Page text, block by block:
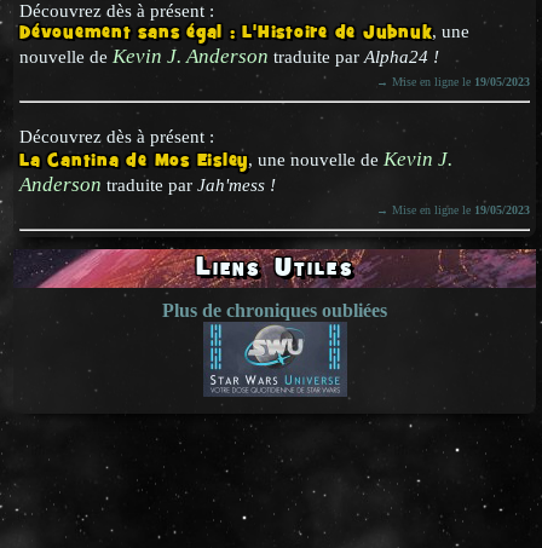
Découvrez dès à présent :
Dévouement sans égal : L'Histoire de Jubnuk, une
nouvelle de Kevin J. Anderson traduite parAlpha24 !
→ Mise en ligne le 19/05/2023
Découvrez dès à présent :
La Cantina de Mos Eisley, une nouvelle de Kevin J.
Anderson traduite parJah'mess !
→ Mise en ligne le 19/05/2023
Liens Utiles
Plus de chroniques oubliées